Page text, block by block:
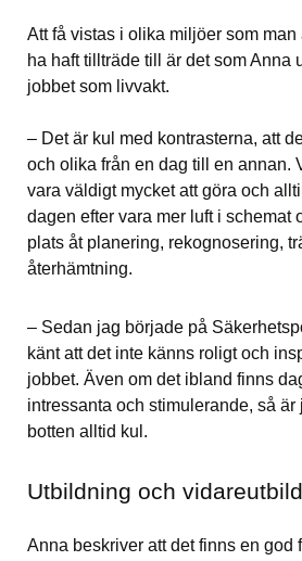
Att få vistas i olika miljöer som
ha haft tillträde till är det som Anna
jobbet som livvakt.
– Det är kul med kontrasterna, att
och olika från en dag till en annan.
vara väldigt mycket att göra och
dagen efter vara mer luft i schemat
plats åt planering, rekognosering,
återhämtning.
– Sedan jag började på
känt att det inte känns roligt och
jobbet. Även om det ibland finns
intressanta och stimulerande, så är
botten alltid kul.
Utbildning och
Anna beskriver att det finns en god